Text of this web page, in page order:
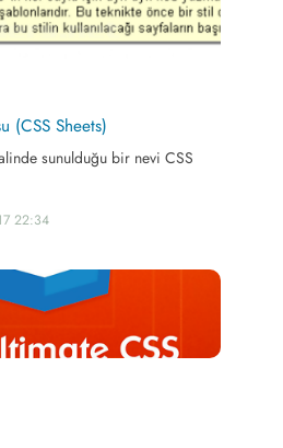
(CSS Sheets)
sunulduğu bir nevi CSS
22:34